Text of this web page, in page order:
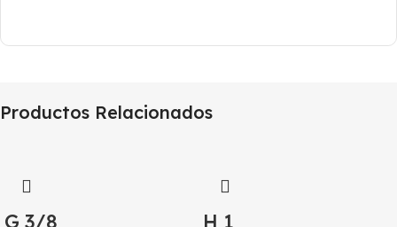
Productos Relacionados
G 3/8 H 1